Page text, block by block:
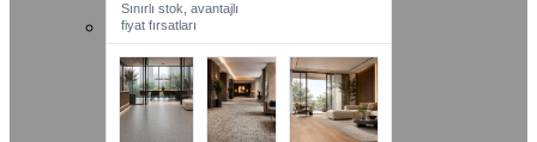
Sınırlı stok, avantajlı
fiyat fırsatları